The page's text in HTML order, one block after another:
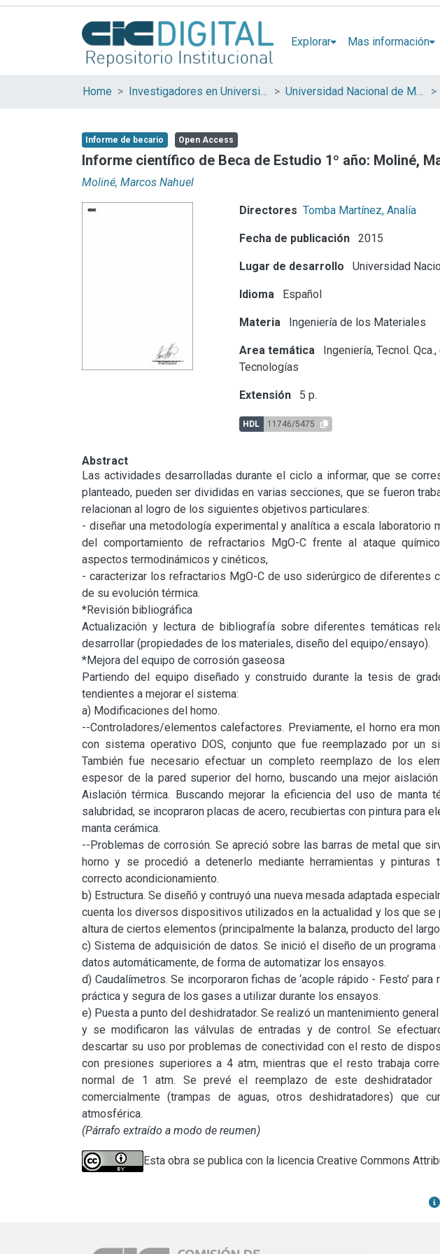
Explorar Mas información
Home Investigadores en Universidades Nacionales de la provincia de Buenos Aires Universidad Nacional de Mar del Plata (UNMdP)
Informe de becario Open Access
Informe científico de Beca de Estudio 1º año: Moliné,
Moliné, Marcos Nahuel
Directores Tomba Martínez, Analía
Fecha de publicación 2015
Lugar de desarrollo Universidad
Idioma Español
Materia Ingeniería de los Materiales
Area temática
Ingeniería, Tecnol.
Tecnologías
Extensión 5 p.
HDL 11746/5475
Abstract
Las actividades desarrolladas durante el ciclo a informar, que se
planteado, pueden ser divididas en varias secciones, que se fueron
relacionan al logro de los siguientes objetivos particulares:
- diseñar una metodología experimental y analítica a escala laboratorio
del comportamiento de refractarios MgO-C frente al ataque
aspectos termodinámicos y cinéticos,
- caracterizar los refractarios MgO-C de uso siderúrgico de diferentes
de su evolución térmica.
*Revisión bibliográfica
Actualización y lectura de bibliografía sobre diferentes temáticas
desarrollar (propiedades de los materiales, diseño del equipo/ensayo).
*Mejora del equipo de corrosión gaseosa
Partiendo del equipo diseñado y construido durante la tesis de
tendientes a mejorar el sistema:
a) Modificaciones del homo.
--Controladores/elementos calefactores. Previamente, el horno era
con sistema operativo DOS, conjunto que fue reemplazado por un
También fue necesario efectuar un completo reemplazo de los
espesor de la pared superior del horno, buscando una mejor
Aislación térmica. Buscando mejorar la eficiencia del uso de manta
salubridad, se incopraron placas de acero, recubiertas con pintura para
manta cerámica.
--Problemas de corrosión. Se apreció sobre las barras de metal que
horno y se procedió a detenerlo mediante herramientas y pinturas
correcto acondicionamiento.
b) Estructura. Se diseñó y contruyó una nueva mesada adaptada
cuenta los diversos dispositivos utilizados en la actualidad y los que se
altura de ciertos elementos (principalmente la balanza, producto del
c) Sistema de adquisición de datos. Se inició el diseño de un
datos automáticamente, de forma de automatizar los ensayos.
d) Caudalímetros. Se incorporaron fichas de ‘acople rápido - Festo’
práctica y segura de los gases a utilizar durante los ensayos.
e) Puesta a punto del deshidratador. Se realizó un mantenimiento
y se modificaron las válvulas de entradas y de control. Se
descartar su uso por problemas de conectividad con el resto de
con presiones superiores a 4 atm, mientras que el resto trabaja
normal de 1 atm. Se prevé el reemplazo de este deshidratador
comercialmente (trampas de aguas, otros deshidratadores) que
(Párrafo extraído a modo de reumen)
Esta obra se publica con la licencia Creative Commons